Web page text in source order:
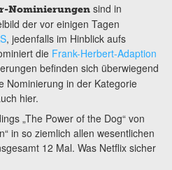
Nominierungen sind in
der vor einigen Tagen
, jedenfalls im Hinblick aufs
die Frank-Herbert-Adaption
befinden sich überwiegend
Nominierung in der Kategorie
hier.
„The Power of the Dog“ von
in so ziemlich allen wesentlichen
12 Mal. Was Netflix sicher